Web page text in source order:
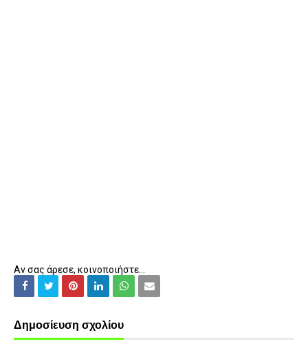
Αν σας άρεσε, κοινοποιήστε...
Δημοσίευση σχολίου